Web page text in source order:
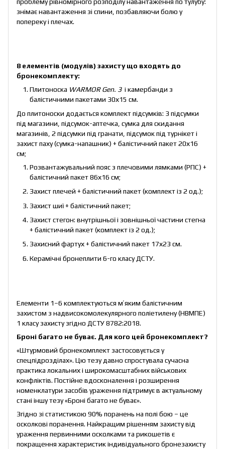
знімає навантаження зі спини, позбавляючи болю у
попереку і плечах.
8 елементів (модулів) захисту що входять до
бронекомплекту:
Плитоноска WARMOR Gen. 3 і камербанди з
балістичними пакетами 30х15 см.
До плитоноски додається комплект підсумків: 3 підсумки
під магазини, підсумок-аптечка, сумка для скидання
магазинів, 2 підсумки під гранати, підсумок під турнікет і
захист паху (сумка-напашник) + балістичний пакет 20х16
см;
Розвантажувальний пояс з плечовими лямками (РПС) +
балістичний пакет 86х16 см;
Захист плечей + балістичний пакет (комплект із 2 од.);
Захист шиї + балістичний пакет;
Захист стегон: внутрішньої і зовнішньої частини стегна
+ балістичний пакет (комплект із 2 од.);
Захисний фартух + балістичний пакет 17х23 см.
Керамічні бронеплити 6-го класу ДСТУ.
Елементи 1–6 комплектуються мʼяким балістичним
захистом з надвисокомолекулярного поліетилену (НВМПЕ)
1 класу захисту згідно ДСТУ 8782:2018.
Броні багато не буває. Для кого цей бронекомплект?
«Штурмовий бронекомплект застосовується у
спецпідрозділах». Цю тезу давно спростувала сучасна
практика локальних і широкомасштабних військових
конфліктів. Постійне вдосконалення і розширення
номенклатури засобів ураження підтримує в актуальному
стані іншу тезу «Броні багато не буває».
Згідно зі статистикою 90% поранень на полі бою – це
осколкові поранення. Найкращим рішенням захисту від
ураження первинними осколками та рикошетів є
покращення характеристик індивідуального бронезахисту